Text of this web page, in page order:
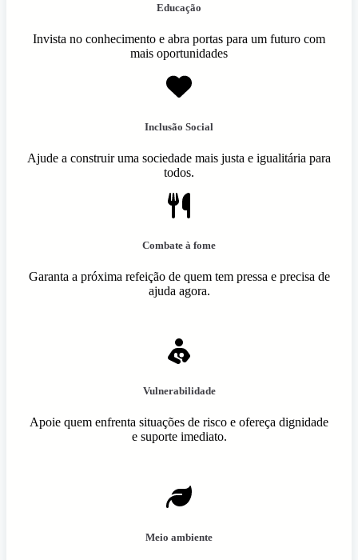
Educação
Invista no conhecimento e abra portas para um futuro com
mais oportunidades
Inclusão Social
Ajude a construir uma sociedade mais justa e igualitária para
todos.
Combate à fome
Garanta a próxima refeição de quem tem pressa e precisa de
ajuda agora.
Vulnerabilidade
Apoie quem enfrenta situações de risco e ofereça dignidade
e suporte imediato.
Meio ambiente